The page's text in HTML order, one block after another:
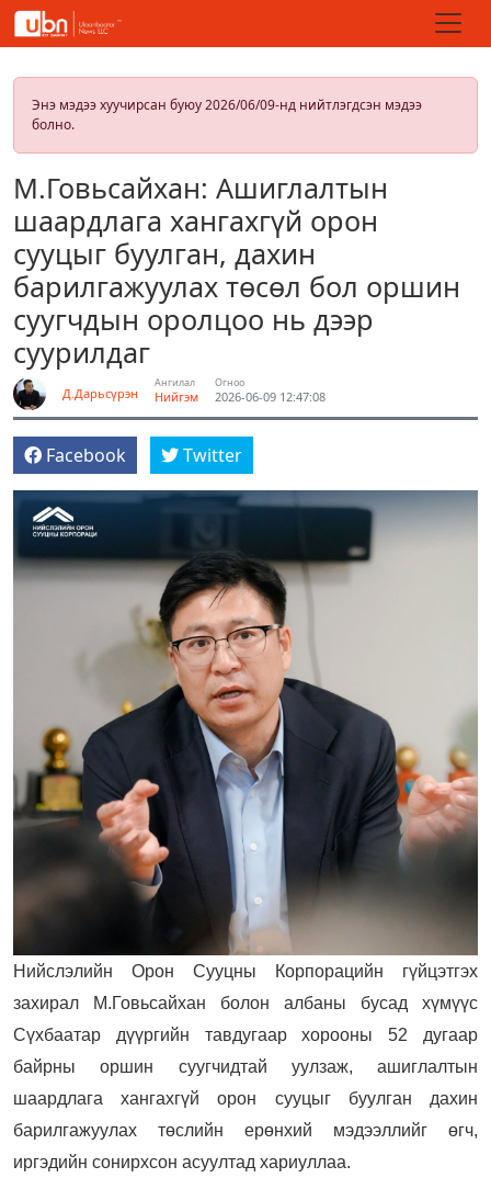
Энэ мэдээ хуучирсан буюу 2026/06/09-нд нийтлэгдсэн мэдээ
болно.
М.Говьсайхан: Ашиглалтын
шаардлага хангахгүй орон
сууцыг буулган, дахин
барилгажуулах төсөл бол оршин
суугчдын оролцоо нь дээр
суурилдаг
Д.Дарьсүрэн
Ангилал
Нийгэм
Огноо
2026-06-09 12:47:08
Facebook Twitter
Нийслэлийн Орон Сууцны Корпорацийн гүйцэтгэх
захирал М.Говьсайхан болон албаны бусад хүмүүс
Сүхбаатар дүүргийн тавдугаар хорооны 52 дугаар
байрны оршин суугчидтай уулзаж, ашиглалтын
шаардлага хангахгүй орон сууцыг буулган дахин
барилгажуулах төслийн ерөнхий мэдээллийг өгч,
иргэдийн сонирхсон асуултад хариуллаа.